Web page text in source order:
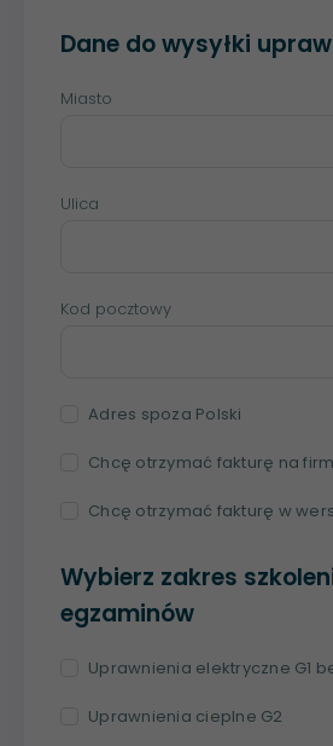
Dane do wysyłki
Miasto
Ulica
Kod pocztowy
Adres spoza Polski
Chcę otrzymać fakturę na
Chcę otrzymać fakturę w
Wybierz zakres
egzaminów
Uprawnienia elektryczne G1
Uprawnienia cieplne G2